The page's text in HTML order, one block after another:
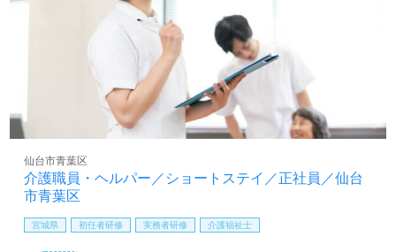
介護職員・ヘルパー／ショートステイ／正社員／仙台
市青葉区
仙台市青葉区
宮城県 初任者研修 実務者研修 介護福祉士